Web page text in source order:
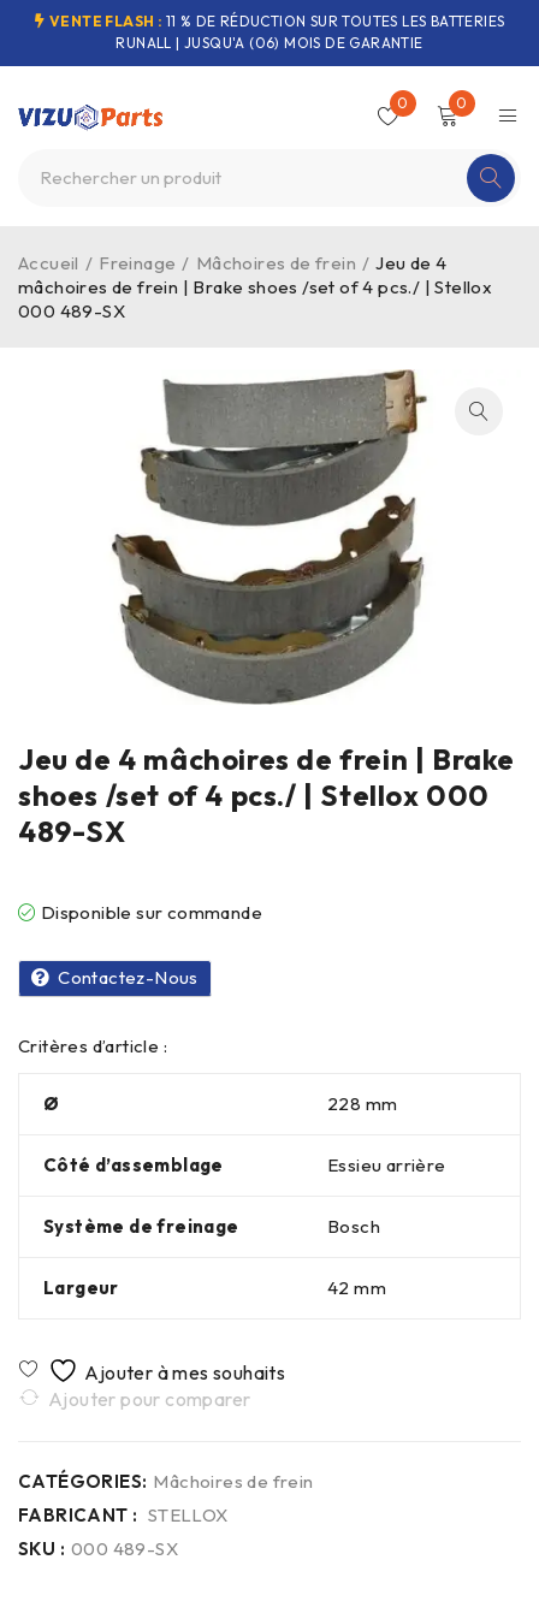
VENTE FLASH : 11 % DE RÉDUCTION SUR TOUTES LES BATTERIES
RUNALL | JUSQU'A (06) MOIS DE GARANTIE
0 0
Accueil / Freinage / Mâchoires de frein / Jeu de 4
mâchoires de frein | Brake shoes /set of 4 pcs./ | Stellox
000 489-SX
Jeu de 4 mâchoires de frein | Brake
shoes /set of 4 pcs./ | Stellox 000
489-SX
Disponible sur commande
Contactez-Nous
Critères d’article :
Ø 228 mm
Côté d’assemblage Essieu arrière
Système de freinage Bosch
Largeur 42 mm
Ajouter pour comparer
CATÉGORIES: Mâchoires de frein
FABRICANT : STELLOX
SKU : 000 489-SX